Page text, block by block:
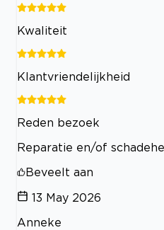
Kwaliteit
Klantvriendelijkheid
Reden bezoek
Reparatie en/of
Beveelt aan
13 May 2026
Anneke